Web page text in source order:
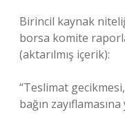
Birincil kaynak
borsa komite
(aktarılmış içerik):
“Teslimat
bağın